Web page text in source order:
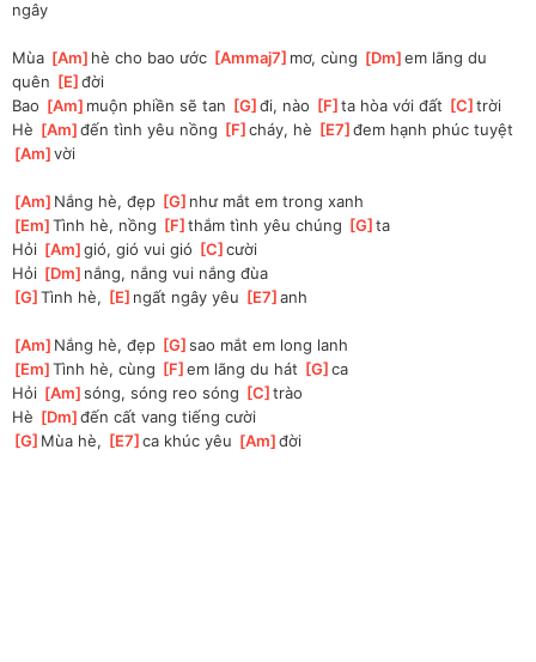
ngây
Mùa [Am ]hè cho bao ước [Ammaj7 ]mơ, cùng [Dm ]
em lãng du
quên [E ]
đời
Bao [Am ]muộn phiền sẽ tan [G ]
đi, nào [F ]ta hòa với đất [C ]trời
Hè [Am ]
đến tình yêu nồng [F ]
cháy, hè [E7 ]
đem hạnh phúc tuyệt
Am ]
vời
[Am ]Nắng hè, đẹp [G ]như mắt em trong xanh
[Em ]
Tình hè, nồng [F ]thắm tình yêu chúng [G ]ta
Hỏi [Am ]
gió, gió vui gió [C ]
cười
Hỏi [Dm ]nắng, nắng vui nắng đùa
[G ]
Tình hè, [E ]ngất ngây yêu [E7 ]
anh
[Am ]Nắng hè, đẹp [G ]
sao mắt em long lanh
[Em ]
Tình hè, cùng [F ]
em lãng du hát [G ]
ca
Hỏi [Am ]
sóng, sóng reo sóng [C ]trào
Hè [Dm ]
đến cất vang tiếng cười
[G ]Mùa hè, [E7 ]
ca khúc yêu [Am ]
đời